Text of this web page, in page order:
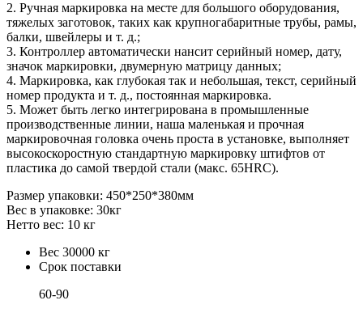
2. Ручная маркировка на месте для большого оборудования,
тяжелых заготовок, таких как крупногабаритные трубы, рамы,
балки, швейлеры и т. д.;
3. Контроллер автоматически нансит серийный номер, дату,
значок маркировки, двумерную матрицу данных;
4. Маркировка, как глубокая так и небольшая, текст, серийный
номер продукта и т. д., постоянная маркировка.
5. Может быть легко интегрирована в промышленные
производственные линии, наша маленькая и прочная
маркировочная головка очень проста в установке, выполняет
высокоскоростную стандартную маркировку штифтов от
пластика до самой твердой стали (макс. 65HRC).
Размер упаковки: 450*250*380мм
Вес в упаковке: 30кг
Нетто вес: 10 кг
Вес 30000 кг
Срок поставки
60-90